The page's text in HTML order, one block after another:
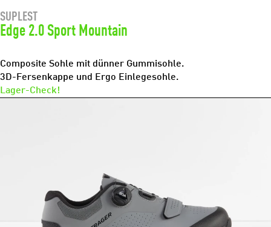
SUPLEST
Edge 2.0 Sport Mountain
Composite Sohle mit dünner Gummisohle.
3D-Fersenkappe und Ergo Einlegesohle.
Lager-Check!